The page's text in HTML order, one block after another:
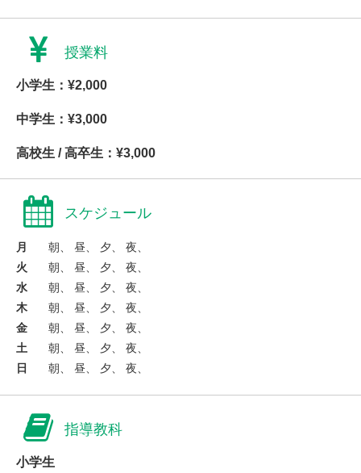
授業料
小学生：¥2,000
中学生：¥3,000
高校生 / 高卒生：¥3,000
スケジュール
月
朝、 昼、 夕、 夜、
火
朝、 昼、 夕、 夜、
水
朝、 昼、 夕、 夜、
木
朝、 昼、 夕、 夜、
金
朝、 昼、 夕、 夜、
土
朝、 昼、 夕、 夜、
日
朝、 昼、 夕、 夜、
指導教科
小学生